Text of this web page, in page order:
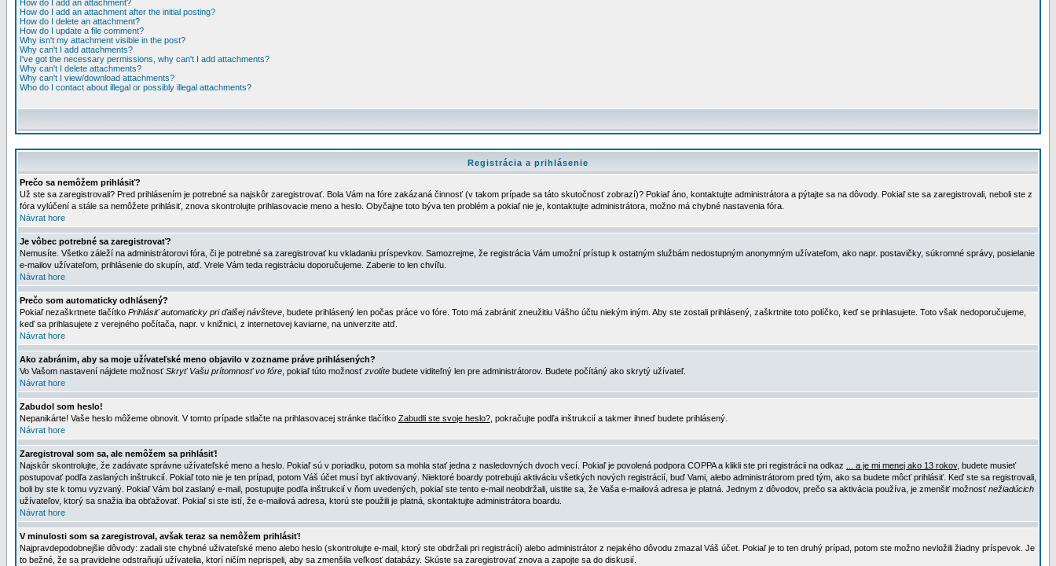
How do I add an attachment?
How do I add an attachment after the initial posting?
How do I delete an attachment?
How do I update a file comment?
Why isn't my attachment visible in the post?
Why can't I add attachments?
I've got the necessary permissions, why can't I add attachments?
Why can't I delete attachments?
Why can't I view/download attachments?
Who do I contact about illegal or possibly illegal attachments?
Registrácia a prihlásenie
Prečo sa nemôžem prihlásiť?
Už ste sa zaregistrovali? Pred prihlásením je potrebné sa najskôr zaregistrovať. Bola Vám na fóre zakázaná činnosť (v takom prípade sa táto skutočnosť zobrazí)? Pokiaľ áno, kontaktujte administrátora a pýtajte sa na dôvody. Pokiaľ ste sa zaregistrovali, neboli ste z
fóra vylúčení a stále sa nemôžete prihlásiť, znova skontrolujte prihlasovacie meno a heslo. Obyčajne toto býva ten problém a pokiaľ nie je, kontaktujte administrátora, možno má chybné nastavenia fóra.
Návrat hore
Je vôbec potrebné sa zaregistrovať?
Nemusíte. Všetko záleží na administrátorovi fóra, či je potrebné sa zaregistrovať ku vkladaniu príspevkov. Samozrejme, že registrácia Vám umožní prístup k ostatným službám nedostupným anonymným užívateľom, ako napr. postavičky, súkromné správy, posielanie
e-mailov užívateľom, prihlásenie do skupín, atď. Vrele Vám teda registráciu doporučujeme. Zaberie to len chvíľu.
Návrat hore
Prečo som automaticky odhlásený?
Pokiaľ nezaškrtnete tlačítko Prihlásiť automaticky pri ďalšej návšteve , budete prihlásený len počas práce vo fóre. Toto má zabrániť zneužitiu Vášho účtu niekým iným. Aby ste zostali prihlásený, zaškrtnite toto políčko, keď se prihlasujete. Toto však nedoporučujeme,
keď sa prihlasujete z verejného počítača, napr. v knižnici, z internetovej kaviarne, na univerzite atď.
Návrat hore
Ako zabránim, aby sa moje užívateľské meno objavilo v zozname práve prihlásených?
Vo Vašom nastavení nájdete možnosťSkryť Vašu prítomnosť vo fóre , pokiaľ túto možnosťzvolíte budete viditeľný len pre administrátorov. Budete počítáný ako skrytý užívateľ.
Návrat hore
Zabudol som heslo!
Nepanikárte! Vaše heslo môžeme obnovit. V tomto prípade stlačte na prihlasovacej stránke tlačítko Zabudli ste svoje heslo? , pokračujte podľa inštrukcií a takmer ihneď budete prihlásený.
Návrat hore
Zaregistroval som sa, ale nemôžem sa prihlásiť!
Najskôr skontrolujte, že zadávate správne užívateľské meno a heslo. Pokiaľ sú v poriadku, potom sa mohla stať jedna z nasledovných dvoch vecí. Pokiaľ je povolená podpora COPPA a klikli ste pri registrácii na odkaz
... a je mi menej ako 13 rokov, budete musieť
postupovať podľa zaslaných inštrukcií. Pokiaľ toto nie je ten prípad, potom Váš účet musí byť aktivovaný. Niektoré boardy potrebujú aktiváciu všetkých nových registrácií, buď Vami, alebo administrátorom pred tým, ako sa budete môcť prihlásiť. Keď ste sa registrovali,
boli by ste k tomu vyzvaný. Pokiaľ Vám bol zaslaný e-mail, postupujte podľa inštrukcií v ňom uvedených, pokiaľ ste tento e-mail neobdržali, uistite sa, že Vaša e-mailová adresa je platná. Jednym z dôvodov, prečo sa aktivácia používa, je zmenšiť možnosťnežiadúcich
užívateľov, ktorý sa snažia iba obťažovať. Pokiaľ si ste istí, že e-mailová adresa, ktorú ste použili je platná, skontaktujte administrátora boardu.
Návrat hore
V minulosti som sa zaregistroval, avšak teraz sa nemôžem prihlásiť!
Najpravdepodobnejšie dôvody: zadali ste chybné uživateľské meno alebo heslo (skontrolujte e-mail, ktorý ste obdržali pri registrácií) alebo administrátor z nejakého dôvodu zmazal Váš účet. Pokiaľ je to ten druhý prípad, potom ste možno nevložili žiadny príspevok. Je
to bežné, že sa pravidelne odstraňujú užívatelia, ktorí ničím neprispeli, aby sa zmenšila veľkosť databázy. Skúste sa zaregistrovať znova a zapojte sa do diskusií.